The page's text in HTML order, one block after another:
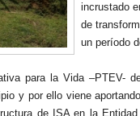
incrustado
de
un período
para la Vida
y por ello viene
de ISA en la